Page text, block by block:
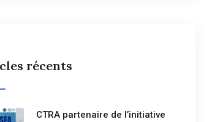
récents
CTRA partenaire de l’initiative